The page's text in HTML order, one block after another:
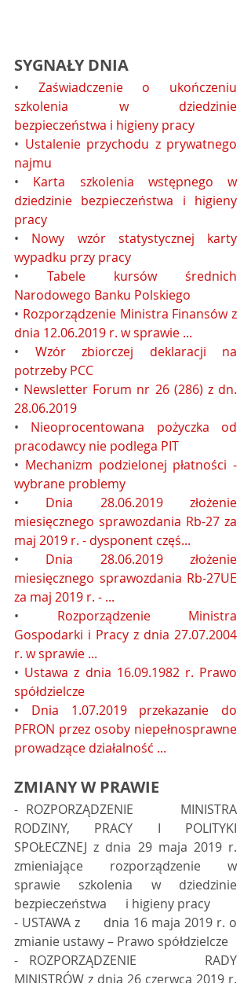
SYGNAŁY DNIA
• Zaświadczenie o ukończeniu
szkolenia w dziedzinie
bezpieczeństwa i higieny pracy
• Ustalenie przychodu z prywatnego
najmu
• Karta szkolenia wstępnego w
dziedzinie bezpieczeństwa i higieny
pracy
• Nowy wzór statystycznej karty
wypadku przy pracy
• Tabele kursów średnich
Narodowego Banku Polskiego
• Rozporządzenie Ministra Finansów z
dnia 12.06.2019 r. w sprawie ...
• Wzór zbiorczej deklaracji na
potrzeby PCC
• Newsletter Forum nr 26 (286) z dn.
28.06.2019
• Nieoprocentowana pożyczka od
pracodawcy nie podlega PIT
• Mechanizm podzielonej płatności -
wybrane problemy
• Dnia 28.06.2019 złożenie
miesięcznego sprawozdania Rb-27 za
maj 2019 r. - dysponent częś...
• Dnia 28.06.2019 złożenie
miesięcznego sprawozdania Rb-27UE
za maj 2019 r. - ...
• Rozporządzenie Ministra
Gospodarki i Pracy z dnia 27.07.2004
r. w sprawie ...
• Ustawa z dnia 16.09.1982 r. Prawo
spółdzielcze
• Dnia 1.07.2019 przekazanie do
PFRON przez osoby niepełnosprawne
prowadzące działalność ...
ZMIANY W PRAWIE
- ROZPORZĄDZENIE      MINISTRA
RODZINY, PRACY I POLITYKI
SPOŁECZNEJ z dnia 29 maja 2019 r.
zmieniające rozporządzenie w
sprawie szkolenia w dziedzinie
bezpieczeństwa      i higieny pracy
- USTAWA z      dnia 16 maja 2019 r. o
zmianie ustawy – Prawo spółdzielcze
- ROZPORZĄDZENIE      RADY
MINISTRÓW z dnia 26 czerwca 2019 r.